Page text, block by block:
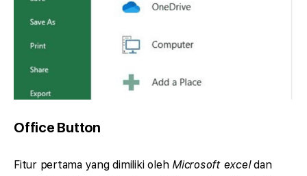
Office Button
Fitur pertama yang dimiliki oleh Microsoft exceldan